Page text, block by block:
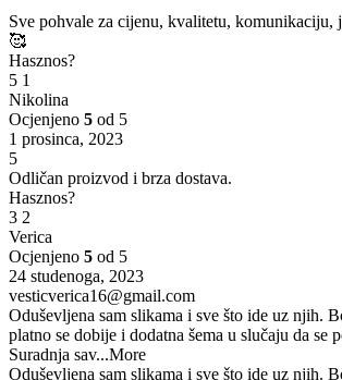
Sve pohvale za cijenu, kvalitetu, komunikaciju,
🥰
Hasznos?
5 1
Nikolina
Ocjenjeno 5 od 5
1 prosinca, 2023
5
Odličan proizvod i brza dostava.
Hasznos?
3 2
Verica
Ocjenjeno 5 od 5
24 studenoga, 2023
vesticverica16@gmail.com
Oduševljena sam slikama i sve što ide uz njih.
platno se dobije i dodatna šema u slučaju da se
Suradnja sav...More
Oduševljena sam slikama i sve što ide uz njih.